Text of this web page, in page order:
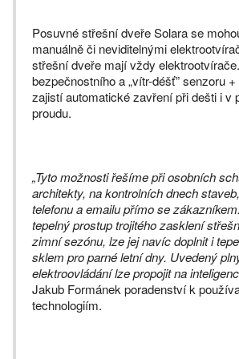
Posuvné střešní dveře Solara se
manuálně či neviditelnými
střešní dveře mají vždy
bezpečnostního a „vítr-déšť” senzoru
zajistí automatické zavření při dešti i v
proudu.
„Tyto možnosti řešíme při osobních
architekty, na kontrolních dnech
telefonu a emailu přímo se
tepelný prostup trojitého zasklení
zimní sezónu, lze jej navíc doplnit i
sklem pro parné letní dny. Uvedený
elektroovládání lze propojit na
Jakub Formánek poradenství k
technologiím.